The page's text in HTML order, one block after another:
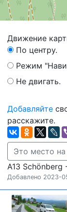
Движение
По центру.
Режим
Не двигать.
Добавляйте
расскажите.
Это место на
A13
Добавлено 2023-